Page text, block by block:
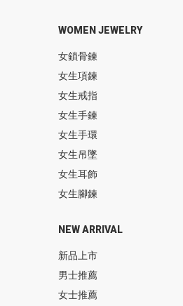
WOMEN JEWELRY
女鎖骨鍊
女生項鍊
女生戒指
女生手鍊
女生手環
女生吊墜
女生耳飾
女生腳鍊
NEW ARRIVAL
新品上市
男士推薦
女士推薦